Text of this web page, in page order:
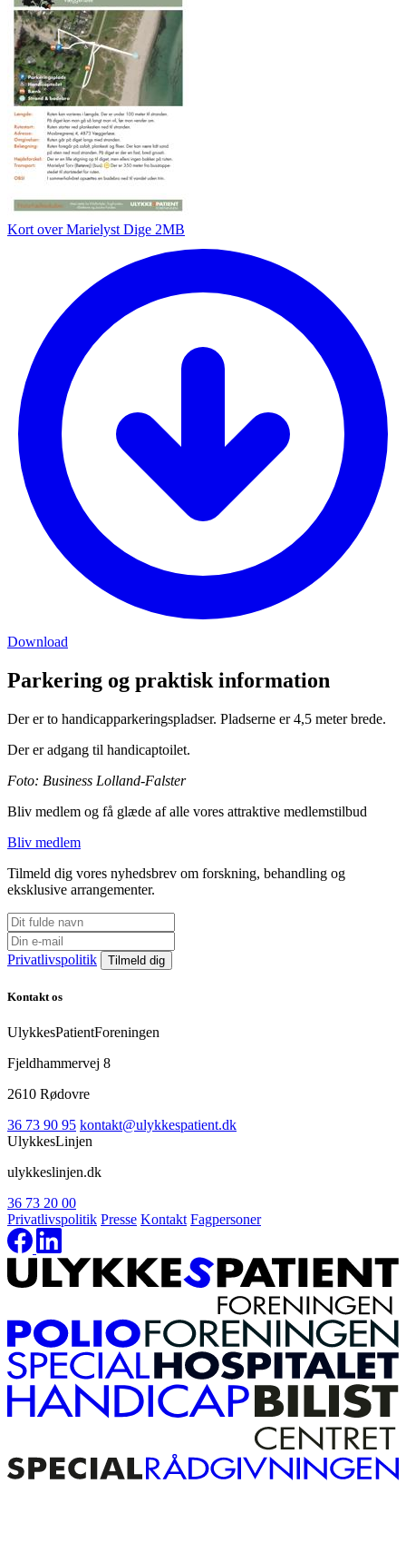
Kort over Marielyst Dige 2MB
Download
Parkering og praktisk information
Der er to handicapparkeringspladser. Pladserne er 4,5 meter brede.
Der er adgang til handicaptoilet.
Foto: Business Lolland-Falster
Bliv medlem og få glæde af alle vores attraktive medlemstilbud
Bliv medlem
Tilmeld dig vores nyhedsbrev om forskning, behandling og
eksklusive arrangementer.
Privatlivspolitik
Kontakt os
UlykkesPatientForeningen
Fjeldhammervej 8
2610 Rødovre
36 73 90 95 kontakt@ulykkespatient.dk
UlykkesLinjen
ulykkeslinjen.dk
36 73 20 00
Privatlivspolitik Presse Kontakt Fagpersoner